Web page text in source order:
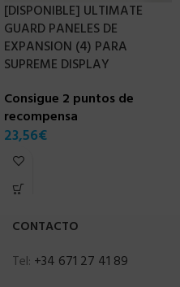
[DISPONIBLE] ULTIMATE
GUARD PANELES DE
EXPANSION (4) PARA
SUPREME DISPLAY
Consigue 2 puntos de
recompensa
23,56€
CONTACTO
Tel: +34 671 27 41 89